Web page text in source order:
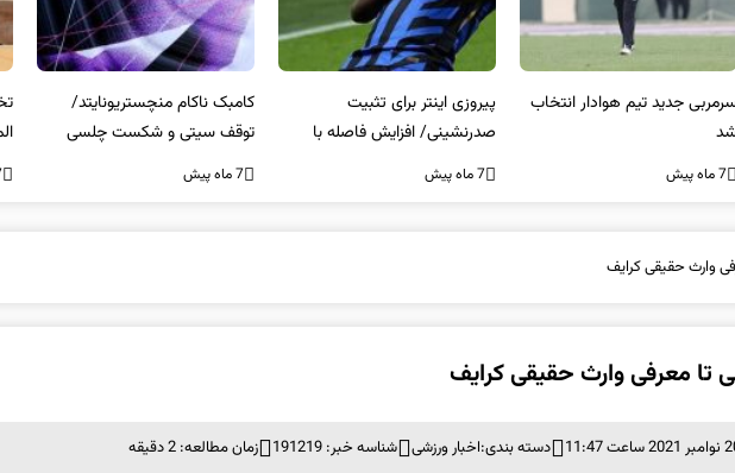
اینتر برای تثبیت
افزایش فاصله با
ناپولی
7 ماه پیش
کامبک ناکام منچستریونایتد/
توقف سیتی و شکست چلسی
7 ماه پیش
تخلفات مالی در هیئت رشته‌ای
المپیکی در مازندران
7 ماه پیش 7
وارث حقیقی کرایف
تا معرفی وارث حقیقی کرایف
دسته بندی:اخبار ورزشی شناسه خبر: 191219 زمان مطالعه: 2 دقیقه